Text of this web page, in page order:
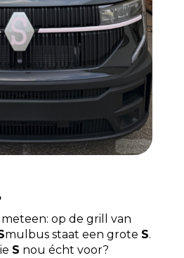
op de grill van
mulbus staat een grote S.
S nou écht voor?